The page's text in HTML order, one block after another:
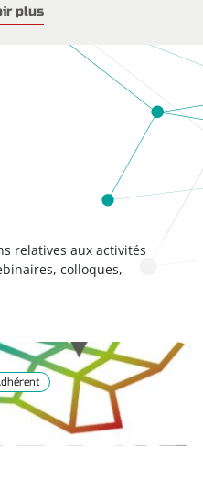
en proposant des
d’expertise, d’animation
autour de la
plus
relatives aux activités
colloques,